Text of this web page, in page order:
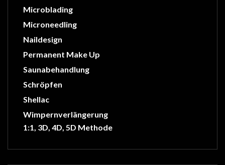
Microblading
Microneedling
Naildesign
Permanent Make Up
Saunabehandlung
Schröpfen
Shellac
Wimpernverlängerung
1:1, 3D, 4D, 5D Methode